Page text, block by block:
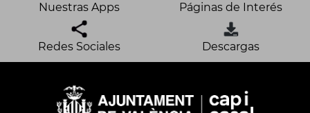
Nuestras Apps Páginas de Interés
Redes Sociales Descargas